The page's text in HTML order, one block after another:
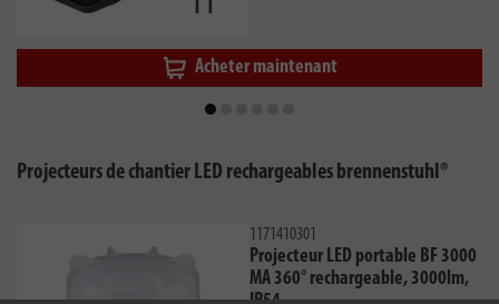
Acheter maintenant
Projecteurs de chantier LED rechargeables brennenstuhl®
1171410301
Projecteur LED portable BF 3000
MA 360° rechargeable, 3000lm,